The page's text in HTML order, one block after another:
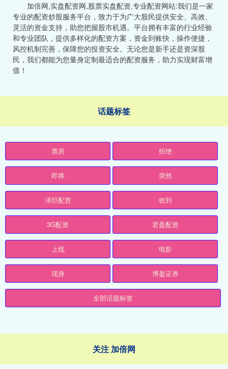
加倍网,实盘配资网,股票实盘配资,专业配资网站:我们是一家
专业的配资炒股服务平台，致力于为广大股民提供安全、高效、
灵活的资金支持，助您把握股市机遇。平台拥有丰富的行业经验
和专业团队，提供多样化的配资方案，资金到账快，操作便捷，
风控机制完善，保障您的投资安全。无论您是新手还是资深股
民，我们都能为您量身定制最适合的配资服务，助力实现财富增
值！
话题标签
票房 拒绝
即将 突然
泽巨配资 收到
3G配资 君盈配资
上线 电影
现身 博盈证券
全部话题标签
关注 加倍网